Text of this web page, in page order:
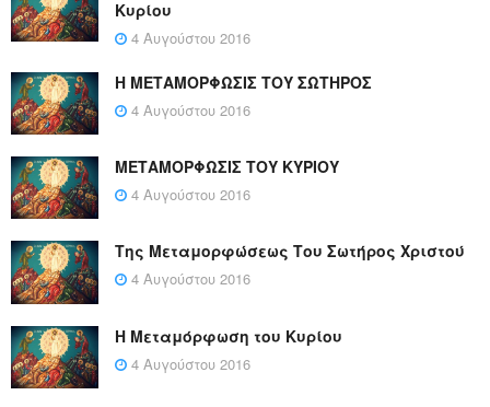
Κυρίου
4 Αυγούστου 2016
Η ΜΕΤΑΜΟΡΦΩΣΙΣ ΤΟΥ ΣΩΤΗΡΟΣ
4 Αυγούστου 2016
ΜΕΤΑΜΟΡΦΩΣΙΣ ΤΟΥ ΚΥΡΙΟΥ
4 Αυγούστου 2016
Της Μεταμορφώσεως Του Σωτήρος Χριστού
4 Αυγούστου 2016
Η Μεταμόρφωση του Κυρίου
4 Αυγούστου 2016